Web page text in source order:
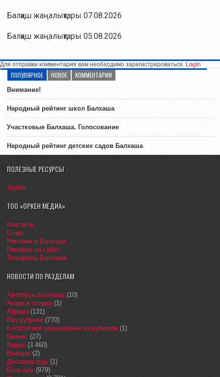
Балқаш жаңалықтары 07.08.2026
Балқаш жаңалықтары 05.08.2026
Для отправки комментария вам необходимо зарегистрироваться. Login
ПОПУЛЯРНОЕ НОВОЕ КОММЕНТАРИИ
Внимание!
Народный рейтинг школ Балхаша
Участковые Балхаша. Голосование
Народный рейтинг детских садов Балхаша
ПОЛЕЗНЫЕ РЕСУРСЫ
Jooble
ТОО «ОРКЕН МЕДИА»
Контакты
О нас
Реклама в Балхаше
Реклама на сайте
Телефоны Балхаша
НОВОСТИ ПО РАЗДЕЛАМ
Автобусы Балхаша(10)
Акции и скидки (1)
Афиша(131)
Без рубрики (770)
Бесплатное образование за рубежом (1)
Бизнес (27)
Видео (3 460)
Выборы (2)
Доставка еды (1)
Еске алу (979)